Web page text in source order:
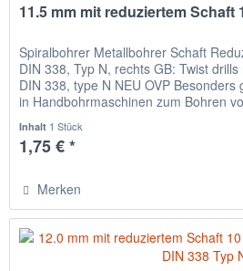
11.5 mm mit reduziertem Schaft
Spiralbohrer Metallbohrer Schaft
DIN 338, Typ N, rechts GB: Twist
DIN 338, type N NEU OVP
in Handbohrmaschinen zum Bohren
Inhalt 1 Stück
1,75 € *
Merken